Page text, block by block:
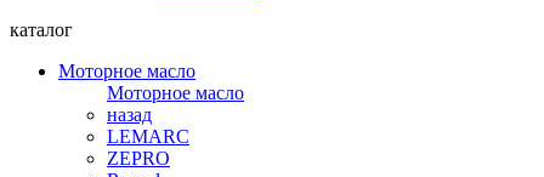
каталог
Моторное масло
Моторное масло
назад
LEMARC
ZEPRO